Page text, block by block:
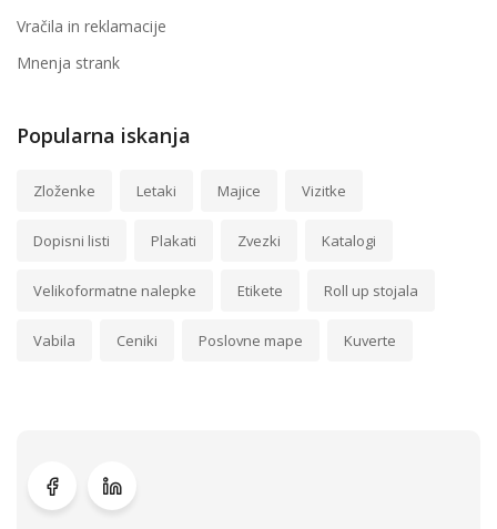
Vračila in reklamacije
Mnenja strank
Popularna iskanja
Zloženke Letaki Majice Vizitke
Dopisni listi Plakati Zvezki Katalogi
Velikoformatne nalepke Etikete Roll up stojala
Vabila Ceniki Poslovne mape Kuverte